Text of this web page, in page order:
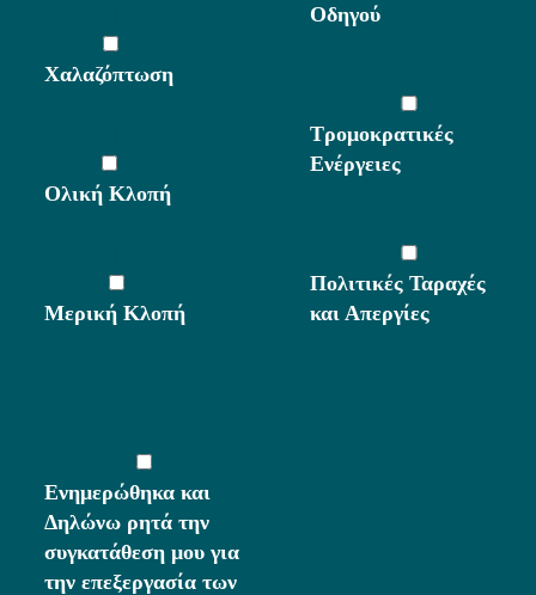
Χαλαζόπτωση
Ολική Κλοπή
Μερική Κλοπή
Ενημερώθηκα και
Δηλώνω ρητά την
συγκατάθεση μου για
την επεξεργασία των
Οδηγού
Τρομοκρατικές
Ενέργειες
Πολιτικές Ταραχές
και Απεργίες